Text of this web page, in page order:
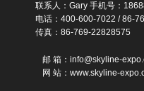
联系人：Gary 手机号：
电话：400-600-7022 / 86-
传真：86-769-22828575
邮 箱：info@skyline-
网 站：www.skyline-